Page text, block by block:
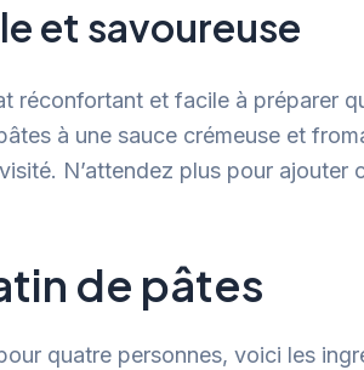
et savoureuse
réconfortant et facile à préparer
à une sauce crémeuse et
N’attendez plus pour ajouter
de pâtes
quatre personnes, voici les